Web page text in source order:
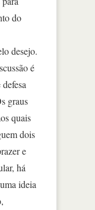
do
desejo.
é
graus
quais
dois
e
há
ideia